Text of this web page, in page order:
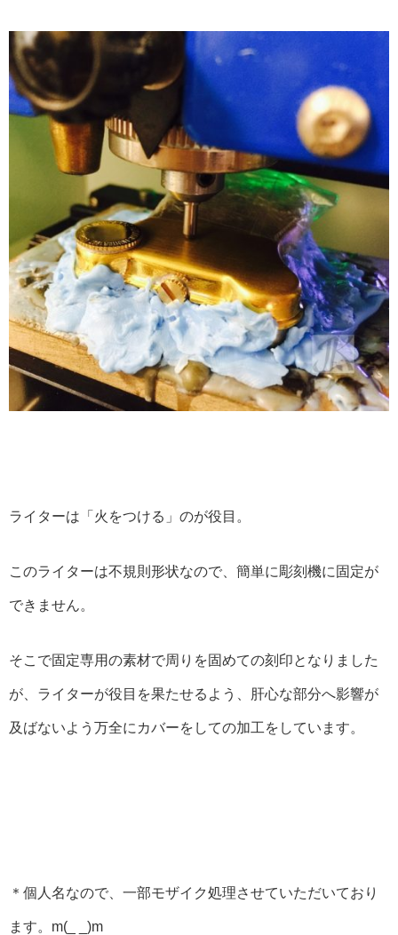
ライターは「火をつける」のが役目。
このライターは不規則形状なので、簡単に彫刻機に固定が
できません。
そこで固定専用の素材で周りを固めての刻印となりました
が、ライターが役目を果たせるよう、肝心な部分へ影響が
及ばないよう万全にカバーをしての加工をしています。
＊個人名なので、一部モザイク処理させていただいており
ます。m(_ _)m